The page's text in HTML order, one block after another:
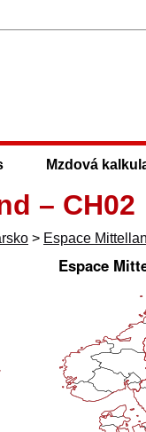
Mzdová
– CH02
> Espace